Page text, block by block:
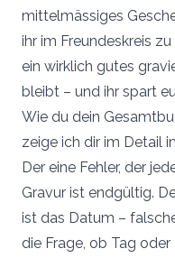
mittelmässiges
ihr im Freundeskreis
ein wirklich gutes
bleibt – und ihr spart
Wie du dein
zeige ich dir im Detail
Der eine Fehler, der
Gravur ist endgültig.
ist das Datum –
die Frage, ob Tag